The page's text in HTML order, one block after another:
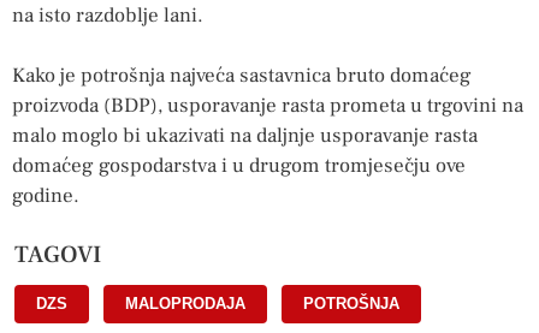
na isto razdoblje lani.
Kako je potrošnja najveća sastavnica bruto domaćeg
proizvoda (BDP), usporavanje rasta prometa u trgovini na
malo moglo bi ukazivati na daljnje usporavanje rasta
domaćeg gospodarstva i u drugom tromjesečju ove
godine.
TAGOVI
DZS MALOPRODAJA POTROŠNJA